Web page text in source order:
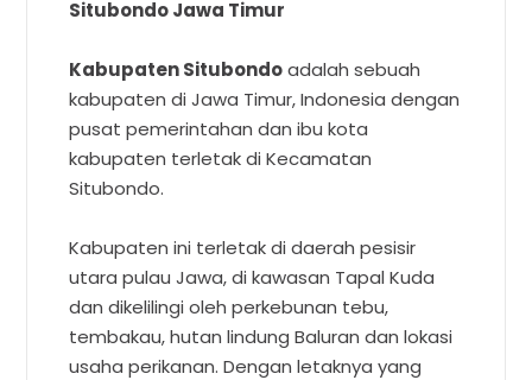
Situbondo Jawa Timur
Kabupaten Situbondo adalah sebuah
kabupaten di Jawa Timur, Indonesia dengan
pusat pemerintahan dan ibu kota
kabupaten terletak di Kecamatan
Situbondo.
Kabupaten ini terletak di daerah pesisir
utara pulau Jawa, di kawasan Tapal Kuda
dan dikelilingi oleh perkebunan tebu,
tembakau, hutan lindung Baluran dan lokasi
usaha perikanan. Dengan letaknya yang